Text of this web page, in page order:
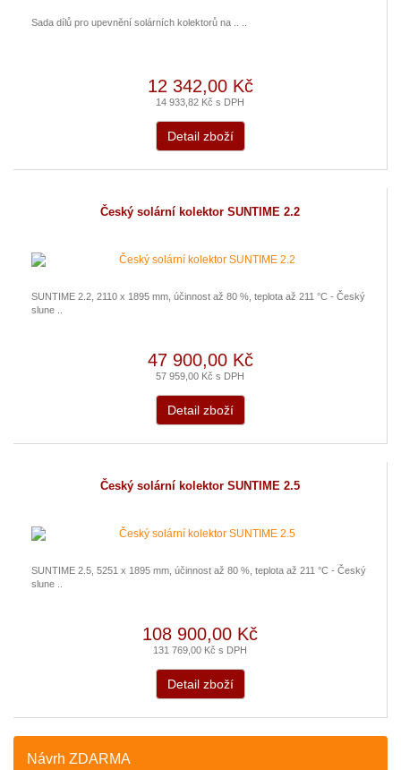
Sada dílů pro upevnění solárních kolektorů na .. ..
12 342,00 Kč
14 933,82 Kč s DPH
Detail zboží
Český solární kolektor SUNTIME 2.2
SUNTIME 2.2, 2110 x 1895 mm, účinnost až 80 %, teplota až 211 °C - Český
slune ..
47 900,00 Kč
57 959,00 Kč s DPH
Detail zboží
Český solární kolektor SUNTIME 2.5
SUNTIME 2.5, 5251 x 1895 mm, účinnost až 80 %, teplota až 211 °C - Český
slune ..
108 900,00 Kč
131 769,00 Kč s DPH
Detail zboží
Návrh ZDARMA